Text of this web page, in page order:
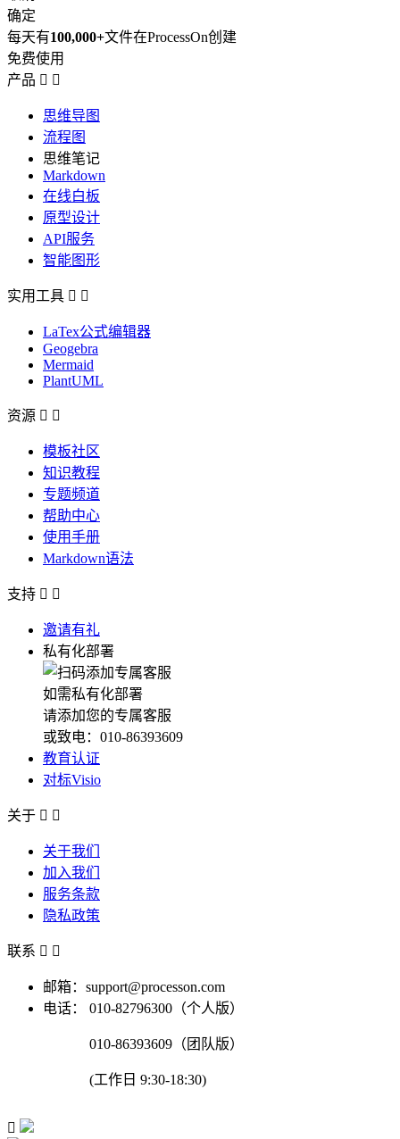
确定
每天有100,000+文件在ProcessOn创建
免费使用
产品  
思维导图
流程图
思维笔记
Markdown
在线白板
原型设计
API服务
智能图形
实用工具  
LaTex公式编辑器
Geogebra
Mermaid
PlantUML
资源  
模板社区
知识教程
专题频道
帮助中心
使用手册
Markdown语法
支持  
邀请有礼
私有化部署
如需私有化部署
请添加您的专属客服
或致电：010-86393609
教育认证
对标Visio
关于  
关于我们
加入我们
服务条款
隐私政策
联系  
邮箱：support@processon.com
电话：
010-82796300（个人版）
010-86393609（团队版）
(工作日 9:30-18:30)
